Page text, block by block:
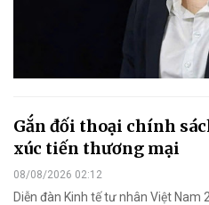
Gắn đối thoại chính
xúc tiến thương mại
08/08/2026 02:12
Diễn đàn Kinh tế tư nhân Việt